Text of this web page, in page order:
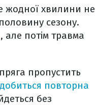
жодної хвилини не
сезону.
, але потім травма
пропустить
повторна
без